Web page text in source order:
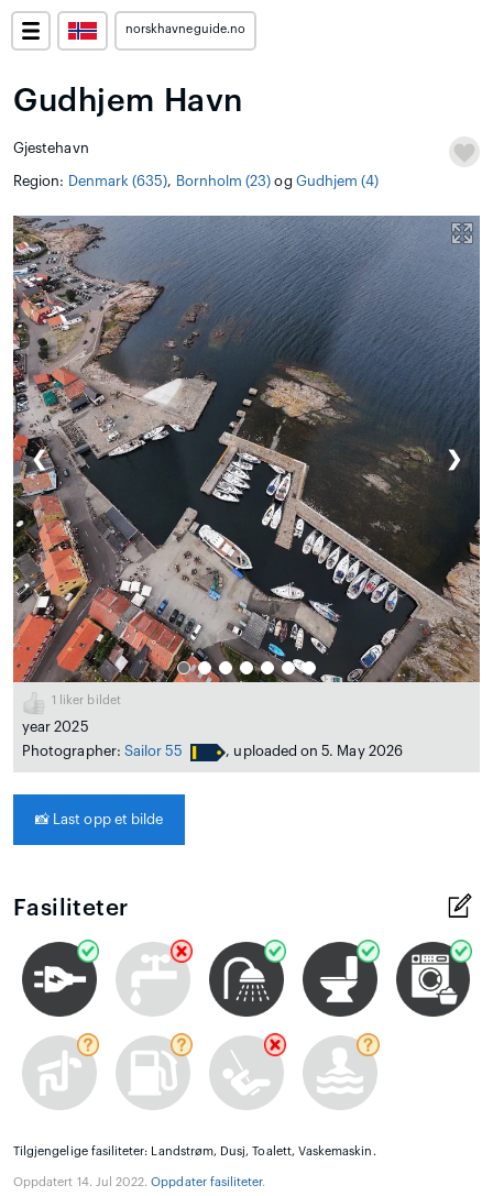
norskhavneguide.no
Gudhjem Havn
Gjestehavn
Region: Denmark (635), Bornholm (23) og Gudhjem (4)
❮ ❯
1 liker bildet
year 2025
Photographer: Sailor 55 , uploaded on 5. May 2026
📸 Last opp et bilde
Fasiliteter
Tilgjengelige fasiliteter: Landstrøm, Dusj, Toalett, Vaskemaskin.
Oppdatert 14. Jul 2022.Oppdater fasiliteter.